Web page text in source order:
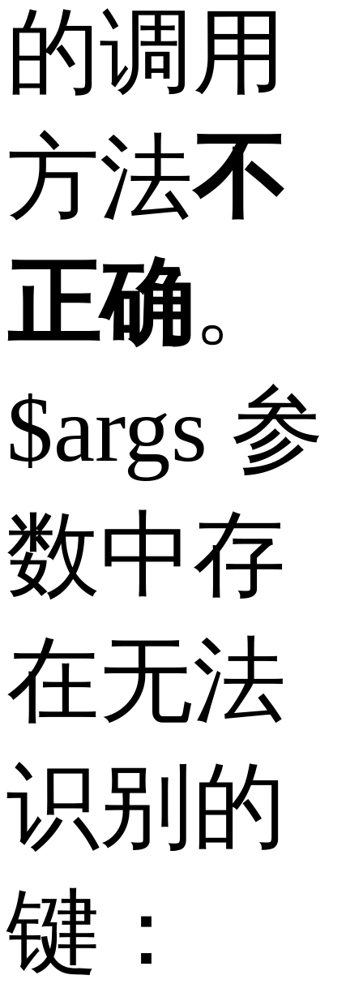
的调用
方法不
正确。
$args 参
数中存
在无法
识别的
键：